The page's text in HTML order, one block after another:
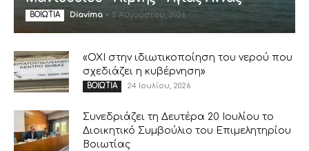
ΒΟΙΩΤΙΑ Diavima - 2 Αυγούστου, 2026
«ΟΧΙ στην ιδιωτικοποίηση του νερού που
σχεδιάζει η κυβέρνηση»
ΒΟΙΩΤΙΑ 24 Ιουλίου, 2026
Συνεδριάζει τη Δευτέρα 20 Ιουλίου το
Διοικητικό Συμβούλιο του Επιμελητηρίου
Βοιωτίας